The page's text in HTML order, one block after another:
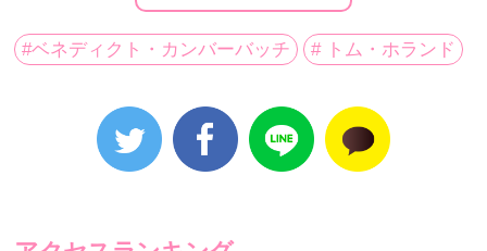
後、韓国を訪問した。
#ベネディクト・カンバーバッチ # トム・ホランド